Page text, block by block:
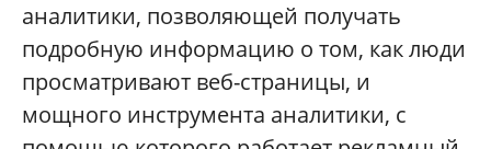
аналитики, позволяющей получать
подробную информацию о том, как люди
просматривают веб-страницы, и
мощного инструмента аналитики, с